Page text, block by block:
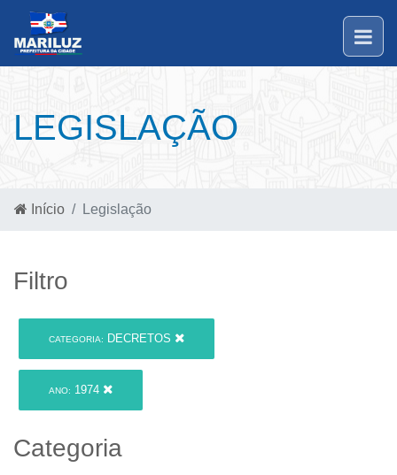
LEGISLAÇÃO
Início Legislação
Filtro
CATEGORIA: DECRETOS
ANO: 1974
Categoria